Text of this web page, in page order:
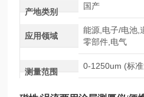
产地类别
国产
应用领域
能源,电子/电池,
零部件,电气
测量范围
0-1250um (标